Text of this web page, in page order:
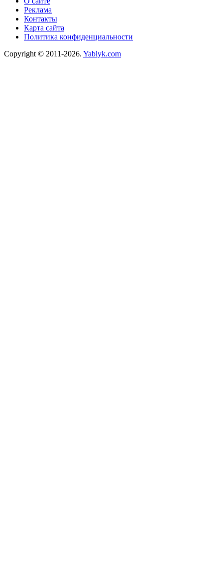
Реклама
Контакты
Карта сайта
Политика конфиденциальности
Copyright © 2011-2026. Yablyk.сom